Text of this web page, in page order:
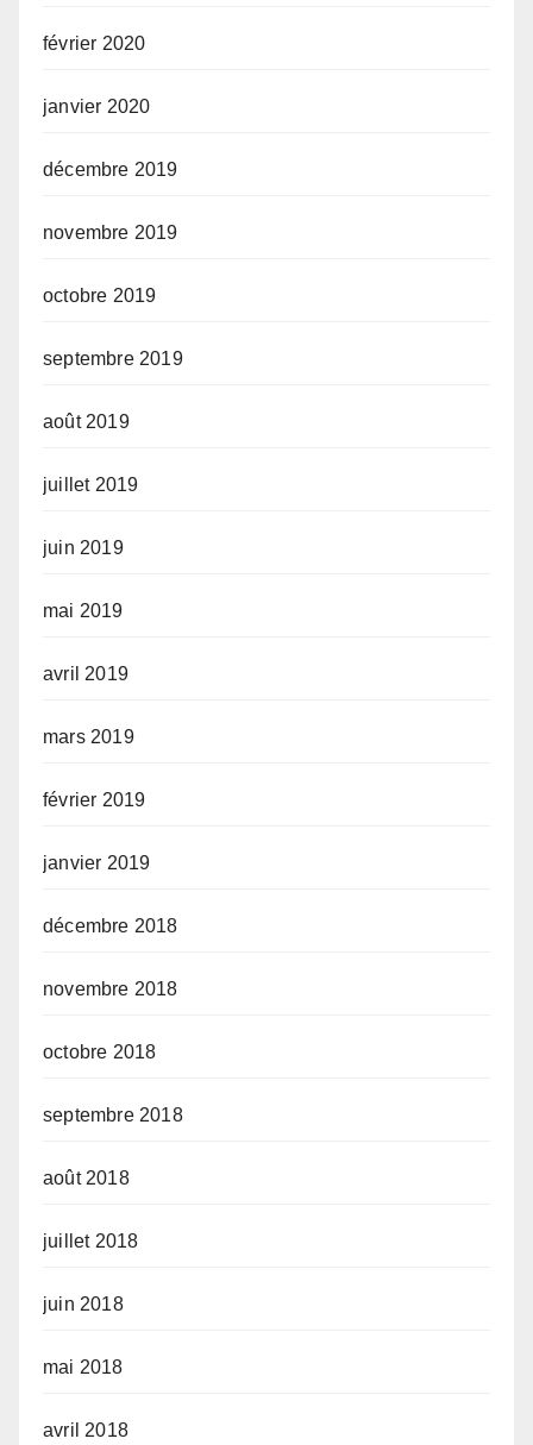
février 2020
janvier 2020
décembre 2019
novembre 2019
octobre 2019
septembre 2019
août 2019
juillet 2019
juin 2019
mai 2019
avril 2019
mars 2019
février 2019
janvier 2019
décembre 2018
novembre 2018
octobre 2018
septembre 2018
août 2018
juillet 2018
juin 2018
mai 2018
avril 2018